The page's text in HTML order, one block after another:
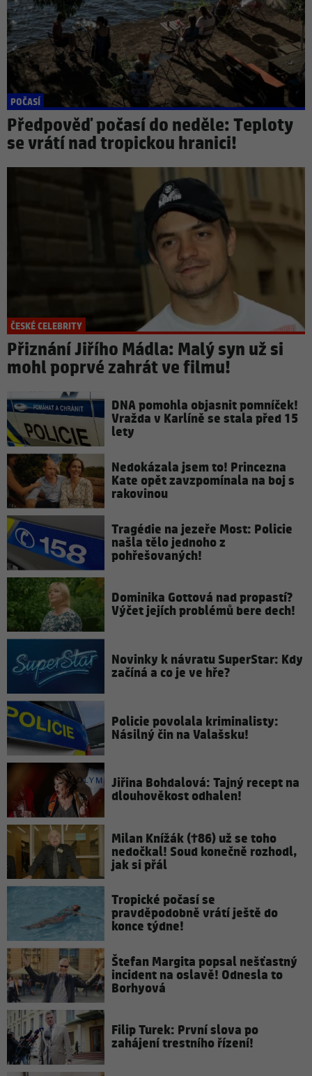
POČASÍ
Předpověď počasí do neděle: Teploty
se vrátí nad tropickou hranici!
ČESKÉ CELEBRITY
Přiznání Jiřího Mádla: Malý syn už si
mohl poprvé zahrát ve filmu!
DNA pomohla objasnit pomníček!
Vražda v Karlíně se stala před 15
lety
Nedokázala jsem to! Princezna
Kate opět zavzpomínala na boj s
rakovinou
Tragédie na jezeře Most: Policie
našla tělo jednoho z
pohřešovaných!
Dominika Gottová nad propastí?
Výčet jejích problémů bere dech!
Novinky k návratu SuperStar: Kdy
začíná a co je ve hře?
Policie povolala kriminalisty:
Násilný čin na Valašsku!
Jiřina Bohdalová: Tajný recept na
dlouhověkost odhalen!
Milan Knížák (†86) už se toho
nedočkal! Soud konečně rozhodl,
jak si přál
Tropické počasí se
pravděpodobně vrátí ještě do
konce týdne!
Štefan Margita popsal nešťastný
incident na oslavě! Odnesla to
Borhyová
Filip Turek: První slova po
zahájení trestního řízení!